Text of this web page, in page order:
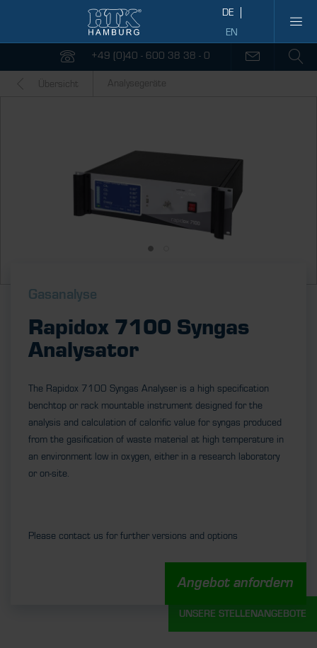
+49 (0)40 - 600 38 38 - 0
Übersicht Analysegeräte
Gasanalyse
Rapidox 7100 Syngas
Analysator
The Rapidox 7100 Syngas Analyser is a high specification
benchtop or rack mountable instrument designed for the
analysis and calculation of calorific value for syngas produced
from the gasification of waste material at high temperature in
an environment low in oxygen, either in a research laboratory
or on-site.
Please contact us for further versions and options
Angebot anfordern
UNSERE STELLENANGEBOTE